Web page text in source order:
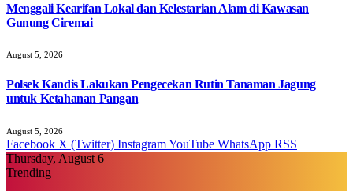
Menggali Kearifan Lokal dan Kelestarian Alam di Kawasan
Gunung Ciremai
August 5, 2026
Polsek Kandis Lakukan Pengecekan Rutin Tanaman Jagung
untuk Ketahanan Pangan
August 5, 2026
Facebook X (Twitter) InstagramYouTube WhatsApp RSS
Thursday, August 6
Trending